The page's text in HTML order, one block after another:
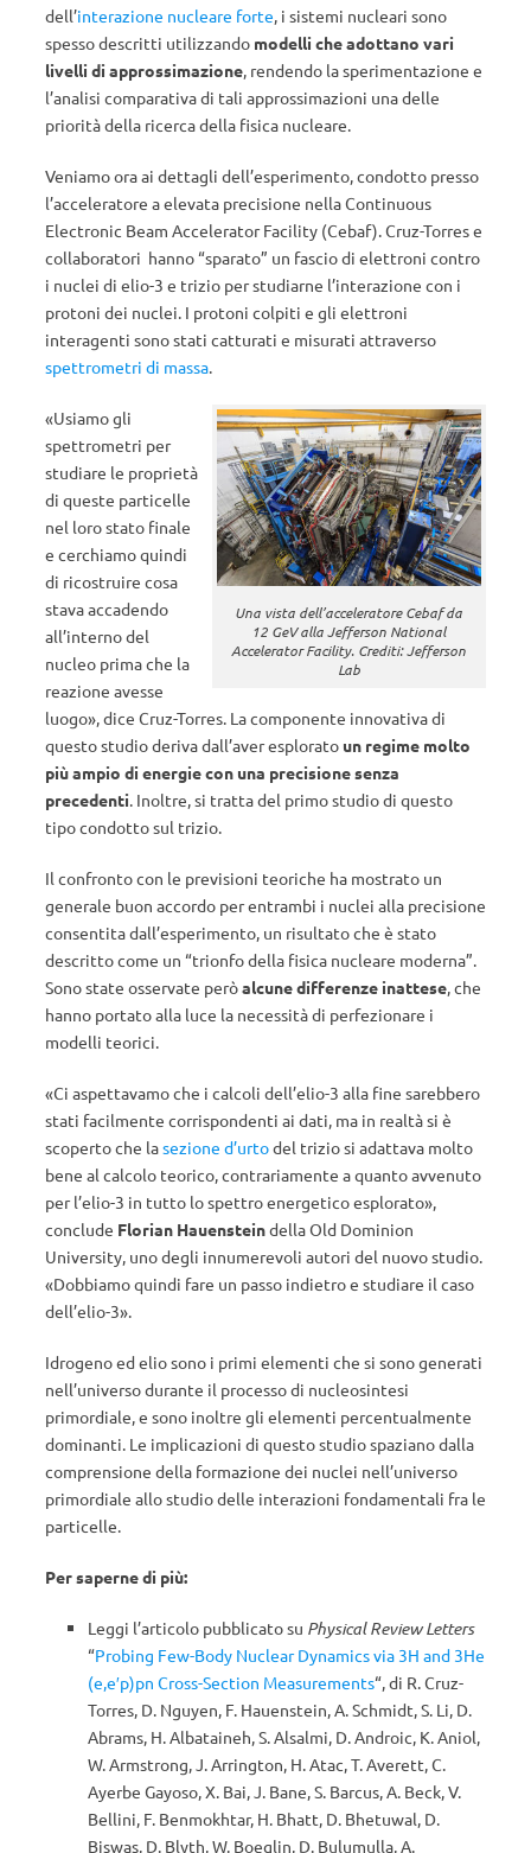
dell’interazione nucleare forte, i sistemi nucleari sono
spesso descritti utilizzando modelli che adottano vari
livelli di approssimazione, rendendo la sperimentazione e
l’analisi comparativa di tali approssimazioni una delle
priorità della ricerca della fisica nucleare.
Veniamo ora ai dettagli dell’esperimento, condotto presso
l’acceleratore a elevata precisione nella Continuous
Electronic Beam Accelerator Facility (Cebaf). Cruz-Torres e
collaboratori hanno “sparato” un fascio di elettroni contro
i nuclei di elio-3 e trizio per studiarne l’interazione con i
protoni dei nuclei. I protoni colpiti e gli elettroni
interagenti sono stati catturati e misurati attraverso
spettrometri di massa.
Una vista dell’acceleratore Cebaf da
12 GeV alla Jefferson National
Accelerator Facility. Crediti: Jefferson
Lab
«Usiamo gli
spettrometri per
studiare le proprietà
di queste particelle
nel loro stato finale
e cerchiamo quindi
di ricostruire cosa
stava accadendo
all’interno del
nucleo prima che la
reazione avesse
luogo», dice Cruz-Torres. La componente innovativa di
questo studio deriva dall’aver esplorato un regime molto
più ampio di energie con una precisione senza
precedenti. Inoltre, si tratta del primo studio di questo
tipo condotto sul trizio.
Il confronto con le previsioni teoriche ha mostrato un
generale buon accordo per entrambi i nuclei alla precisione
consentita dall’esperimento, un risultato che è stato
descritto come un “trionfo della fisica nucleare moderna”.
Sono state osservate peròalcune differenze inattese, che
hanno portato alla luce la necessità di perfezionare i
modelli teorici.
«Ci aspettavamo che i calcoli dell’elio-3 alla fine sarebbero
stati facilmente corrispondenti ai dati, ma in realtà si è
scoperto che lasezione d’urtodel trizio si adattava molto
bene al calcolo teorico, contrariamente a quanto avvenuto
per l’elio-3 in tutto lo spettro energetico esplorato»,
conclude Florian Hauensteindella Old Dominion
University, uno degli innumerevoli autori del nuovo studio.
«Dobbiamo quindi fare un passo indietro e studiare il caso
dell’elio-3».
Idrogeno ed elio sono i primi elementi che si sono generati
nell’universo durante il processo di nucleosintesi
primordiale, e sono inoltre gli elementi percentualmente
dominanti. Le implicazioni di questo studio spaziano dalla
comprensione della formazione dei nuclei nell’universo
primordiale allo studio delle interazioni fondamentali fra le
particelle.
Per saperne di più:
Leggi l’articolo pubblicato su Physical Review Letters
“Probing Few-Body Nuclear Dynamics via 3H and 3He
(e,e′p)pn Cross-Section Measurements“, di R. Cruz-
Torres, D. Nguyen, F. Hauenstein, A. Schmidt, S. Li, D.
Abrams, H. Albataineh, S. Alsalmi, D. Androic, K. Aniol,
W. Armstrong, J. Arrington, H. Atac, T. Averett, C.
Ayerbe Gayoso, X. Bai, J. Bane, S. Barcus, A. Beck, V.
Bellini, F. Benmokhtar, H. Bhatt, D. Bhetuwal, D.
Biswas, D. Blyth, W. Boeglin, D. Bulumulla, A.